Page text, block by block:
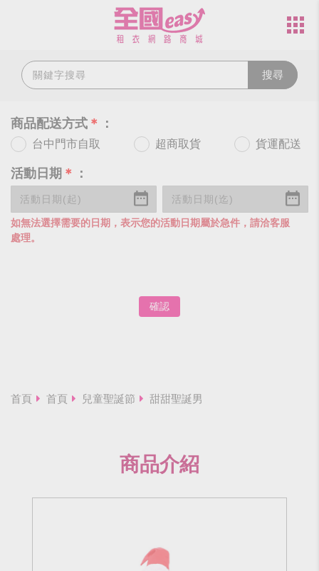
搜尋
商品配送方式 ＊ ：
台中門市自取 超商取貨 貨運配送
活動日期 ＊ ：
如無法選擇需要的日期，表示您的活動日期屬於急件，請洽客服
處理。
確認
首頁 首頁 兒童聖誕節 甜甜聖誕男
商品介紹